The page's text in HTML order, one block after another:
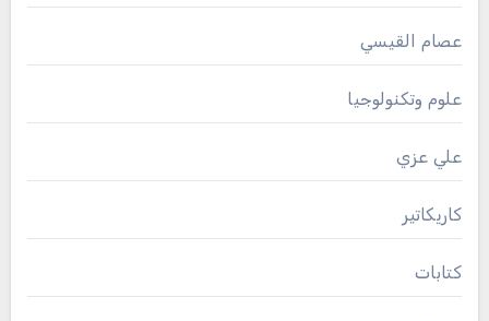
عصام القيسي
علوم وتكنولوجيا
علي عزي
كاريكاتير
كتابات